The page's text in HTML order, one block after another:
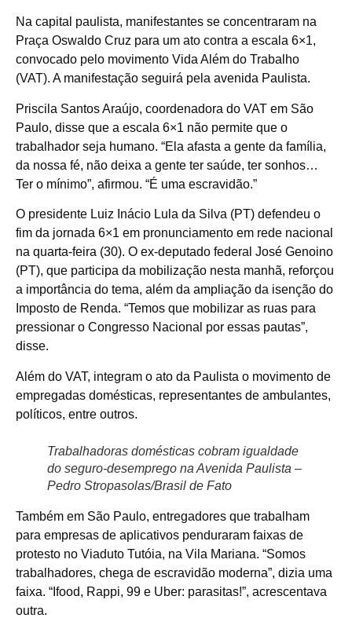
Na capital paulista, manifestantes se concentraram na
Praça Oswaldo Cruz para um ato contra a escala 6×1,
convocado pelo movimento Vida Além do Trabalho
(VAT). A manifestação seguirá pela avenida Paulista.
Priscila Santos Araújo, coordenadora do VAT em São
Paulo, disse que a escala 6×1 não permite que o
trabalhador seja humano. “Ela afasta a gente da família,
da nossa fé, não deixa a gente ter saúde, ter sonhos…
Ter o mínimo”, afirmou. “É uma escravidão.”
O presidente Luiz Inácio Lula da Silva (PT) defendeu o
fim da jornada 6×1 em pronunciamento em rede nacional
na quarta-feira (30). O ex-deputado federal José Genoino
(PT), que participa da mobilização nesta manhã, reforçou
a importância do tema, além da ampliação da isenção do
Imposto de Renda. “Temos que mobilizar as ruas para
pressionar o Congresso Nacional por essas pautas”,
disse.
Além do VAT, integram o ato da Paulista o movimento de
empregadas domésticas, representantes de ambulantes,
políticos, entre outros.
Trabalhadoras domésticas cobram igualdade
do seguro-desemprego na Avenida Paulista –
Pedro Stropasolas/Brasil de Fato
Também em São Paulo, entregadores que trabalham
para empresas de aplicativos penduraram faixas de
protesto no Viaduto Tutóia, na Vila Mariana. “Somos
trabalhadores, chega de escravidão moderna”, dizia uma
faixa. “Ifood, Rappi, 99 e Uber: parasitas!”, acrescentava
outra.